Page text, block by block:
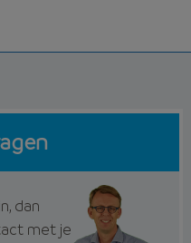
dan
met je